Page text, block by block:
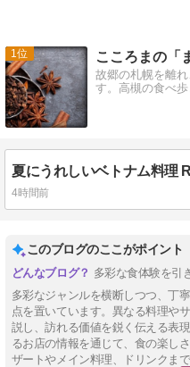
1 こころまの「
故郷の札幌を離
す。高槻の食べ歩
4時間前
このブログのここがポイント
多彩な食体験を引
多彩なジャンルを横断しつつ、丁
点を置いています。異なる料理や
説し、訪れる価値を鋭く伝える表
るお店の情報を通じて、食の楽し
ザートやメイン料理、ドリンクま